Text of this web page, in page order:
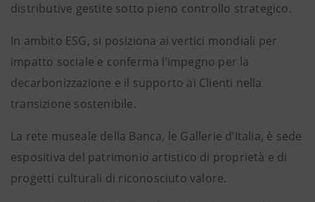
distributive gestite sotto pieno controllo strategico.
In ambito ESG, si posiziona ai vertici mondiali per
impatto sociale e conferma l’impegno per la
decarbonizzazione e il supporto ai Clienti nella
transizione sostenibile.
La rete museale della Banca, le Gallerie d’Italia, è sede
espositiva del patrimonio artistico di proprietà e di
progetti culturali di riconosciuto valore.